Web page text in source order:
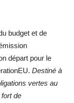
budget et de
départ pour le
Destiné à
vertes au
de